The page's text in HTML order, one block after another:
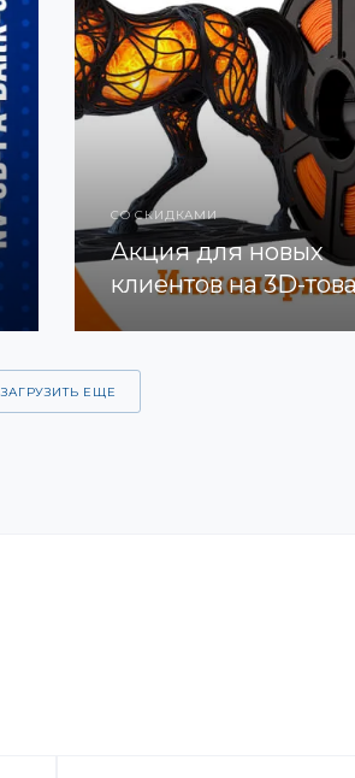
СО СКИДКАМИ
Акция для новых
клиентов на 3D-
ЗАГРУЗИТЬ ЕЩЕ